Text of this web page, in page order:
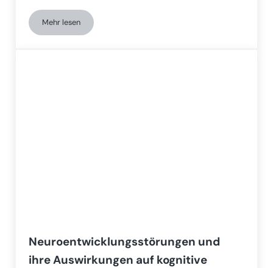
Mehr lesenDas Lernen bei Schülerinnen und Schülern mit
Neuroentwicklungsstörungen und
ihre Auswirkungen auf kognitive